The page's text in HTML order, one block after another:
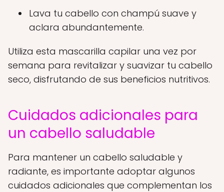
Lava tu cabello con champú suave y
aclara abundantemente.
Utiliza esta mascarilla capilar una vez por
semana para revitalizar y suavizar tu cabello
seco, disfrutando de sus beneficios nutritivos.
Cuidados adicionales para
un cabello saludable
Para mantener un cabello saludable y
radiante, es importante adoptar algunos
cuidados adicionales que complementan los